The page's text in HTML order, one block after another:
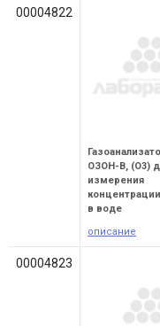
00004822
ОЗОН-В, (O3)
измерения
в воде
описание
00004823